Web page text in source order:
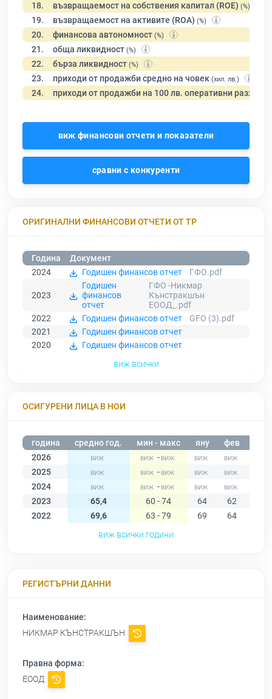
18. възвращаемост на собствения капитал (ROE) (%)
19. възвращаемост на активите (ROA) (%)
20. финансова автономност (%)
21. обща ликвидност (%)
22. бърза ликвидност (%)
23. приходи от продажби средно на човек (хил. лв.)
24. приходи от продажби на 100 лв. оперативни разходи
виж финансови отчети и показатели
сравни с конкуренти
ОРИГИНАЛНИ ФИНАНСОВИ ОТЧЕТИ ОТ ТР
Година
Документ
2024
Годишен финансов отчет ГФО.pdf
2023
Годишен
финансов
отчет
ГФО -Никмар
Кънстракшън
ЕООД_.pdf
2022
Годишен финансов отчет
GFO (3).pdf
2021
Годишен финансов отчет
2020
Годишен финансов отчет
виж всички
ОСИГУРЕНИ ЛИЦА В НОИ
година средно год. мин - макс яну фев
2026
-
2025
-
2024
-
2023
65,4 60 - 74 64 62
2022
69,6 63 - 79 69 64
виж всички години
РЕГИСТЪРНИ ДАННИ
Наименование:
НИКМАР КЪНСТРАКШЪН
Правна форма:
ЕООД